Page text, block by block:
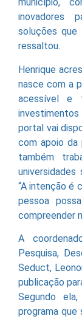
inovadores
soluções que
ressaltou.
Henrique
nasce com a
acessível e
portal vai
com apoio da
também
universidades
“A intenção é
pessoa
compreender
A
Pesquisa,
Seduct,
publicação
Segundo
programa